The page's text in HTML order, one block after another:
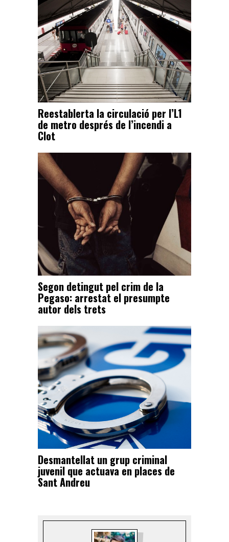
Reestablerta la circulació per l’L1
de metro després de l’incendi a
Clot
Segon detingut pel crim de la
Pegaso: arrestat el presumpte
autor dels trets
Desmantellat un grup criminal
juvenil que actuava en places de
Sant Andreu